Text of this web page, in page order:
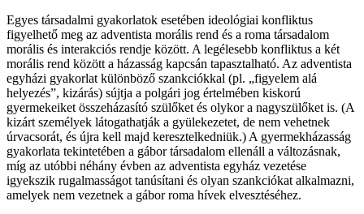
Egyes társadalmi gyakorlatok esetében ideológiai konfliktus
figyelhető meg az adventista morális rend és a roma társadalom
morális és interakciós rendje között. A legélesebb konfliktus a két
morális rend között a házasság kapcsán tapasztalható. Az adventista
egyházi gyakorlat különböző szankciókkal (pl. „figyelem alá
helyezés”, kizárás) sújtja a polgári jog értelmében kiskorú
gyermekeiket összeházasító szülőket és olykor a nagyszülőket is. (A
kizárt személyek látogathatják a gyülekezetet, de nem vehetnek
úrvacsorát, és újra kell majd keresztelkedniük.) A gyermekházasság
gyakorlata tekintetében a gábor társadalom ellenáll a változásnak,
míg az utóbbi néhány évben az adventista egyház vezetése
igyekszik rugalmasságot tanúsítani és olyan szankciókat alkalmazni,
amelyek nem vezetnek a gábor roma hívek elvesztéséhez.